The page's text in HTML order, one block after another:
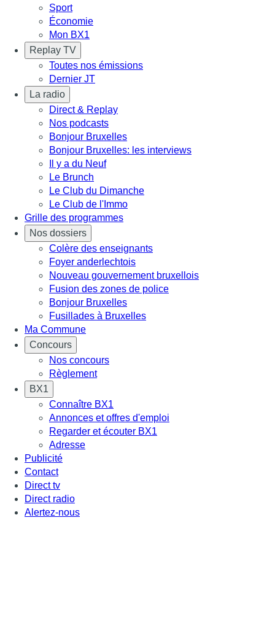
Sport
Économie
Mon BX1
Replay TV
Toutes nos émissions
Dernier JT
La radio
Direct & Replay
Nos podcasts
Bonjour Bruxelles
Bonjour Bruxelles: les interviews
Il y a du Neuf
Le Brunch
Le Club du Dimanche
Le Club de l'Immo
Grille des programmes
Nos dossiers
Colère des enseignants
Foyer anderlechtois
Nouveau gouvernement bruxellois
Fusion des zones de police
Bonjour Bruxelles
Fusillades à Bruxelles
Ma Commune
Concours
Nos concours
Règlement
BX1
Connaître BX1
Annonces et offres d'emploi
Regarder et écouter BX1
Adresse
Publicité
Contact
Direct tv
Direct radio
Alertez-nous